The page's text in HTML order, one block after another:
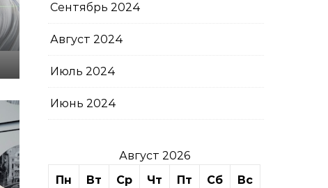
Сентябрь 2024
Август 2024
Июль 2024
Июнь 2024
Август 2026
Пн
Вт Ср Чт Пт Сб Вс